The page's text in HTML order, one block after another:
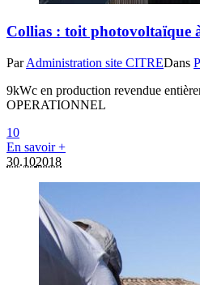
Collias : toit photovoltaïque
ParAdministration site CITREDans
9kWc en production revendue
OPERATIONNEL
10
En savoir +
30.102018